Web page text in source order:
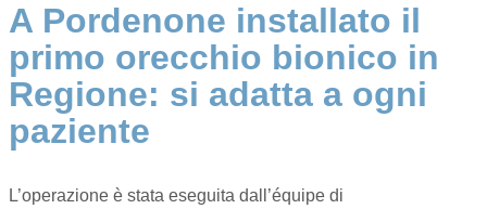
A Pordenone installato il
primo orecchio bionico in
Regione: si adatta a ogni
paziente
L’operazione è stata eseguita dall’équipe di